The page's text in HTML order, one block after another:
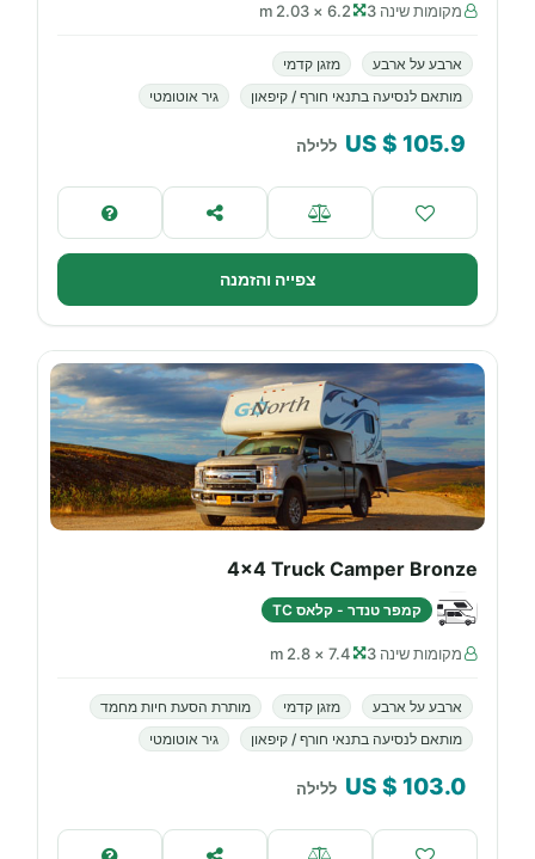
מקומות שינה 3 6.2 × 2.03 m
ארבע על ארבע
מזגן קדמי
מותאם לנסיעה בתנאי חורף / קיפאון
גיר אוטומטי
105.9
$ US ללילה
צפייה והזמנה
4x4 Truck Camper Bronze
קמפר טנדר - קלאס TC
מקומות שינה 3 7.4 × 2.8 m
ארבע על ארבע מזגן קדמי
מותרת הסעת חיות מחמד
מותאם לנסיעה בתנאי חורף / קיפאון
גיר אוטומטי
103.0
$ US ללילה